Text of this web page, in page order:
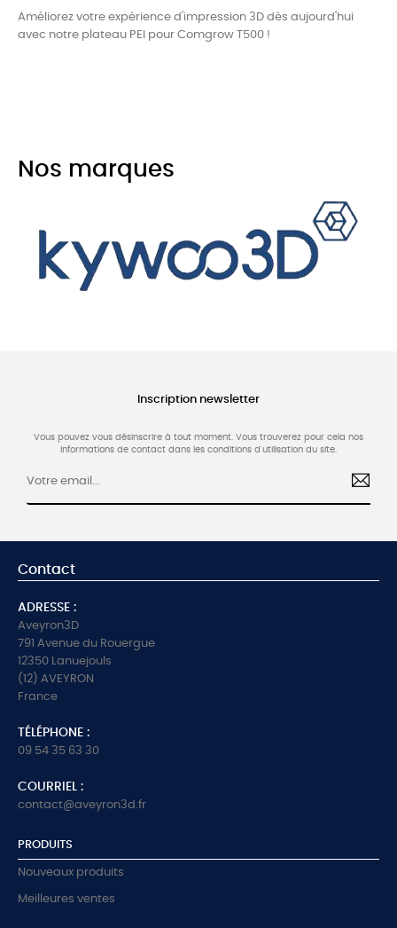
Améliorez votre expérience d'impression 3D dès aujourd'hui
avec notre plateau PEI pour Comgrow T500 !
Nos marques
Inscription newsletter
Vous pouvez vous désinscrire à tout moment. Vous trouverez pour cela nos
informations de contact dans les conditions d'utilisation du site.
Contact
ADRESSE :
Aveyron3D
791 Avenue du Rouergue
12350 Lanuejouls
(12) AVEYRON
France
TÉLÉPHONE :
09 54 35 63 30
COURRIEL :
contact@aveyron3d.fr
PRODUITS
Nouveaux produits
Meilleures ventes